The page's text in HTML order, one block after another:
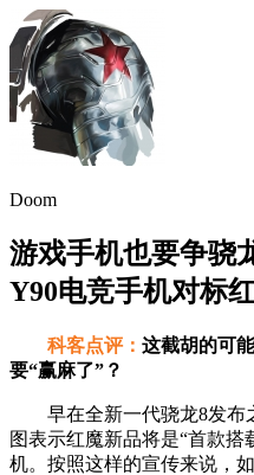
Doom
游戏手机也要争骁
Y90电竞手机对标
科客点评： 这截胡的可
要“赢麻了”？
早在全新一代骁龙8发布
图表示红魔新品将是“首款
机。按照这样的宣传来说，